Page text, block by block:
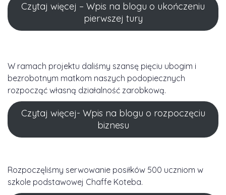
Czytaj więcej – Wpis na blogu o ukończeniu
pierwszej tury
W ramach projektu daliśmy szansę pięciu ubogim i
bezrobotnym matkom naszych podopiecznych
rozpocząć własną działalność zarobkową.
Czytaj więcej- Wpis na blogu o rozpoczęciu
biznesu
Rozpoczęliśmy serwowanie posiłków 500 uczniom w
szkole podstawowej Chaffe Koteba.